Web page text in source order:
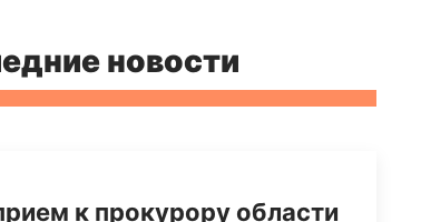
новости
к прокурору области